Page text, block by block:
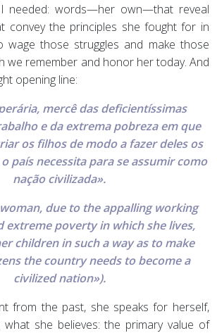
needed: words—her own—that reveal
convey the principles she fought for in
wage those struggles and make those
we remember and honor her today. And
opening line:
mercê das deficientíssimas
e da extrema pobreza em que
os filhos de modo a fazer deles os
país necessita para se assumir como
nação civilizada».
due to the appalling working
extreme poverty in which she lives,
children in such a way as to make
the country needs to become a
civilized nation»).
from the past, she speaks for herself,
what she believes: the primary value of